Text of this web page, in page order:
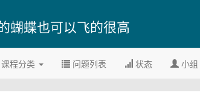
蝴蝶也可以飞的很高
课程分类 问题列表 状态 小组